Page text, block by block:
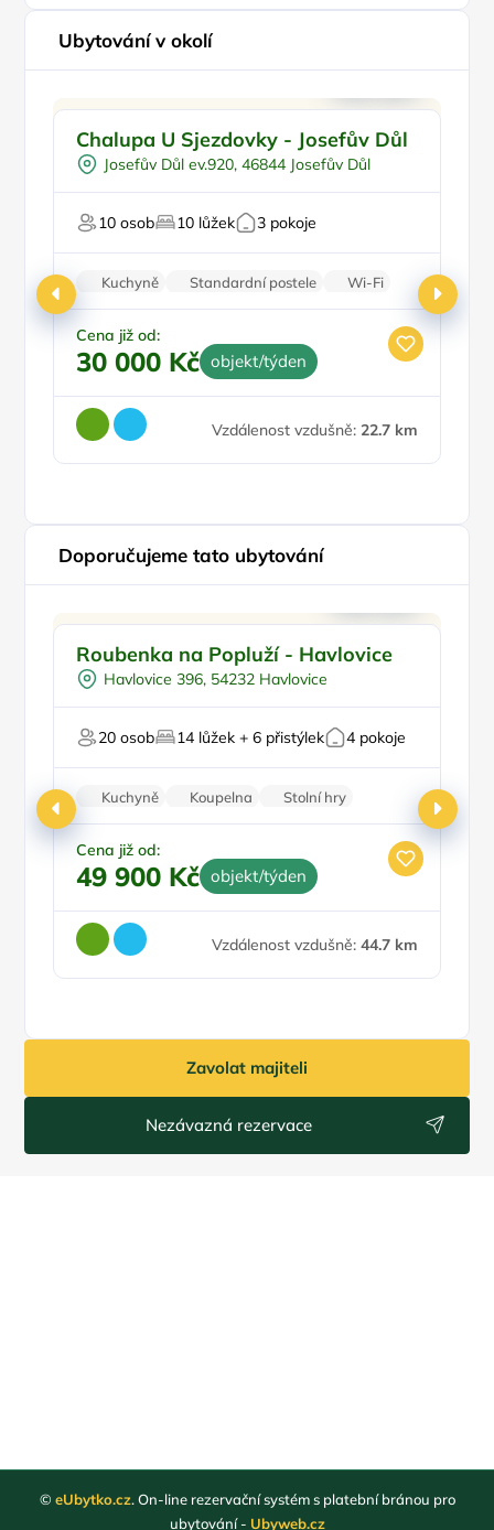
Ubytování v okolí
Pro sportovce
U lesa
U sjezdovky
Doporučujeme
Chalupa U Sjezdovky - Josefův Důl
Josefův Důl ev.920, 46844 Josefův Důl
10 osob 10 lůžek 3 pokoje
Kuchyně Standardní postele
Wi-Fi
Koupelna
Parkování zdarma
Cena již od:
30 000 Kč objekt/týden
Vzdálenost vzdušně: 22.7 km
Doporučujeme tato ubytování
Pro skupiny
Na samotě
U lesa
Na horách
Roubenka na Popluží - Havlovice
Havlovice 396, 54232 Havlovice
20 osob 14 lůžek + 6 přistýlek 4 pokoje
Kuchyně Koupelna
Stolní hry
Nekuřácký objekt
Parkování zdarma
Cena již od:
49 900 Kč objekt/týden
Vzdálenost vzdušně: 44.7 km
Zavolat majiteli
Nezávazná rezervace
© eUbytko.cz. On-line rezervační systém s platební bránou pro
ubytování - Ubyweb.cz